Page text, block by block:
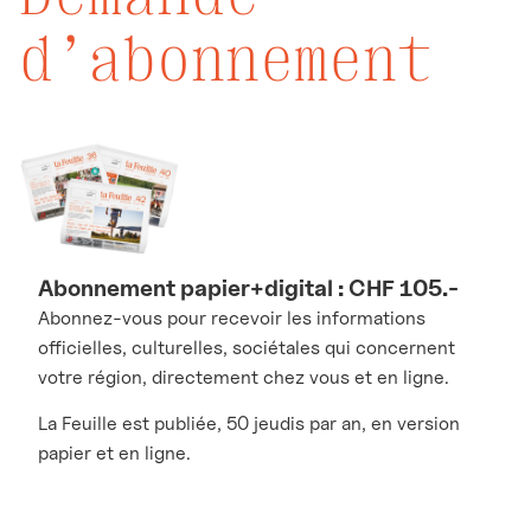
d’abonnement
Abonnement papier+digital : CHF 105.-
Abonnez-vous pour recevoir les informations
officielles, culturelles, sociétales qui concernent
votre région, directement chez vous et en ligne.
La Feuille est publiée, 50 jeudis par an, en version
papier et en ligne.